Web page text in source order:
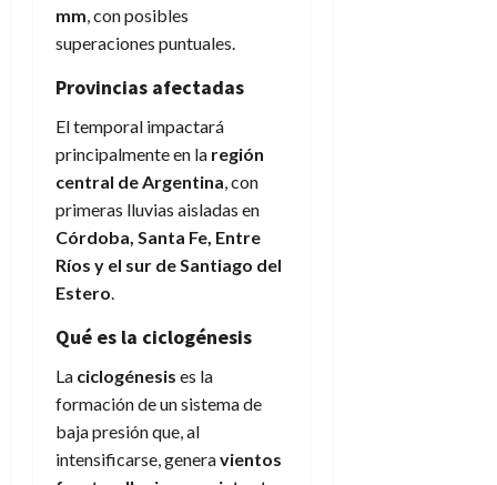
mm, con posibles
superaciones puntuales.
Provincias afectadas
El temporal impactará
principalmente en la región
central de Argentina, con
primeras lluvias aisladas en
Córdoba, Santa Fe, Entre
Ríos y el sur de Santiago del
Estero.
Qué es la ciclogénesis
La ciclogénesis es la
formación de un sistema de
baja presión que, al
intensificarse, generavientos